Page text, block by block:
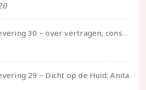
Ongehoord – Aflevering 30 – over vertragen, consent en negatieve gevoelens met Meg-John Barker
29 – Dicht op de Huid: Anita